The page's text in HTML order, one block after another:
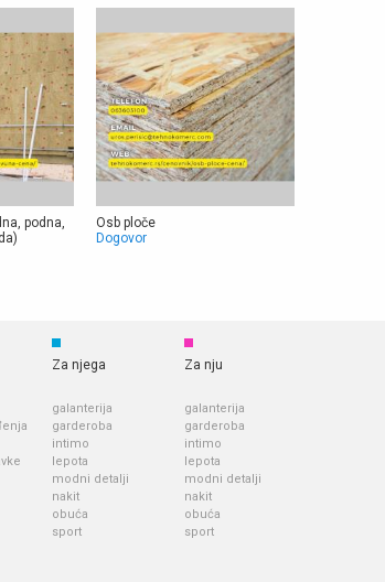
podna,
Osb ploče
Dogovor
Za njega
galanterija
garderoba
intimo
lepota
modni detalji
nakit
obuća
sport
Za nju
galanterija
garderoba
intimo
lepota
modni detalji
nakit
obuća
sport